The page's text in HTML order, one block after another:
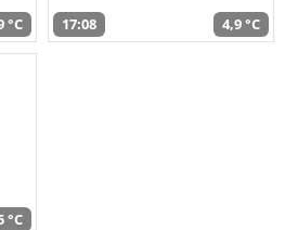
°C 17:08 4,9 °C
°C